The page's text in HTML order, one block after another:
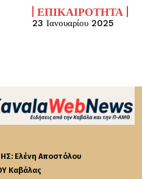
ΕΠΙΚΑΙΡΌΤΗΤΑ
23 Ιανουαρίου 2025
Ελένη Αποστόλου
Καβάλας